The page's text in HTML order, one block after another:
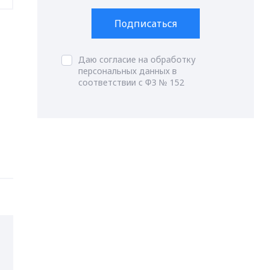
Подписаться
Даю согласие на обработку
персональных данных в
соответствии с ФЗ № 152